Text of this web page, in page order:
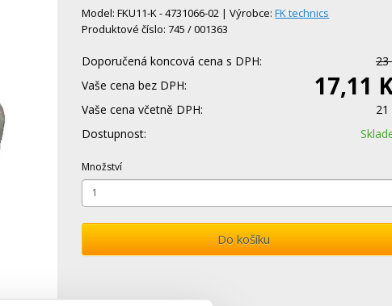
Model: FKU11-K - 4731066-02 | Výrobce:FK technics
Produktové číslo: 745 / 001363
Doporučená koncová cena s DPH:
23
Vaše cena bez DPH:
17,11
Vaše cena včetně DPH:
21
Dostupnost:
Množství
Do košíku